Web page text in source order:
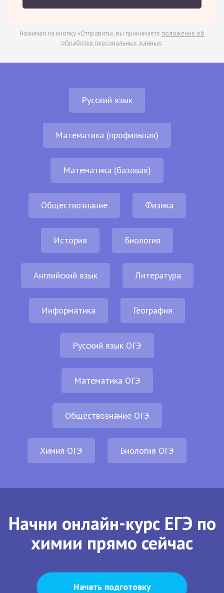
Нажимая на кнопку «Отправить», вы принимаете положение об
обработке персональных данных.
Русский язык
Математика (профильная)
Математика (базовая)
Обществознание Физика
История Биология
Английский язык Литература
Информатика География
Русский язык ОГЭ
Математика ОГЭ
Обществознание ОГЭ
Химия ОГЭ Биология ОГЭ
Начни онлайн-курс ЕГЭ по
химии прямо сейчас
Начать подготовку